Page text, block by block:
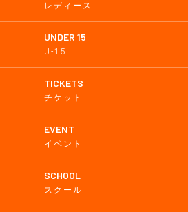
レディース
UNDER 15
U-15
TICKETS
チケット
EVENT
イベント
SCHOOL
スクール